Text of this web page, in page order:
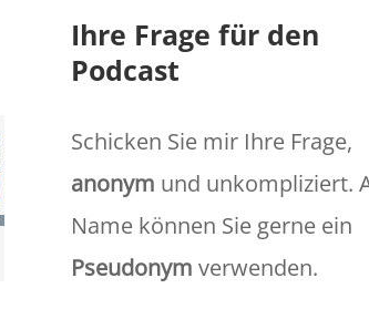
Ihre Frage für den
Podcast
Schicken Sie mir Ihre Frage,
anonym und unkompliziert.
Name können Sie gerne ein
Pseudonym verwenden.